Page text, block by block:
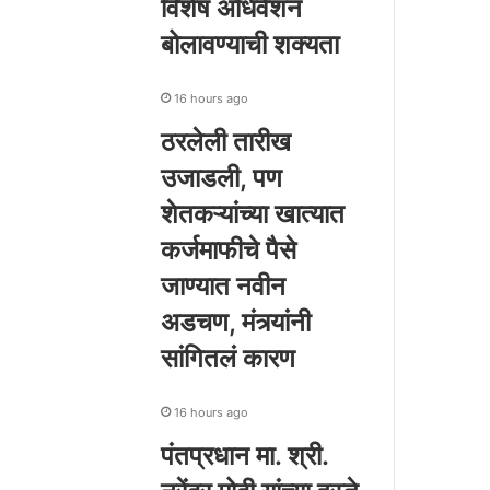
विशेष अधिवेशन
बोलावण्याची शक्यता
16 hours ago
ठरलेली तारीख
उजाडली, पण
शेतकऱ्यांच्या खात्यात
कर्जमाफीचे पैसे
जाण्यात नवीन
अडचण, मंत्र्यांनी
सांगितलं कारण
16 hours ago
पंतप्रधान मा. श्री.